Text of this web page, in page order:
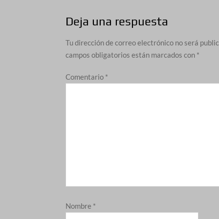
Deja una respuesta
Tu dirección de correo electrónico no será
campos obligatorios están marcados con *
Comentario *
Nombre *